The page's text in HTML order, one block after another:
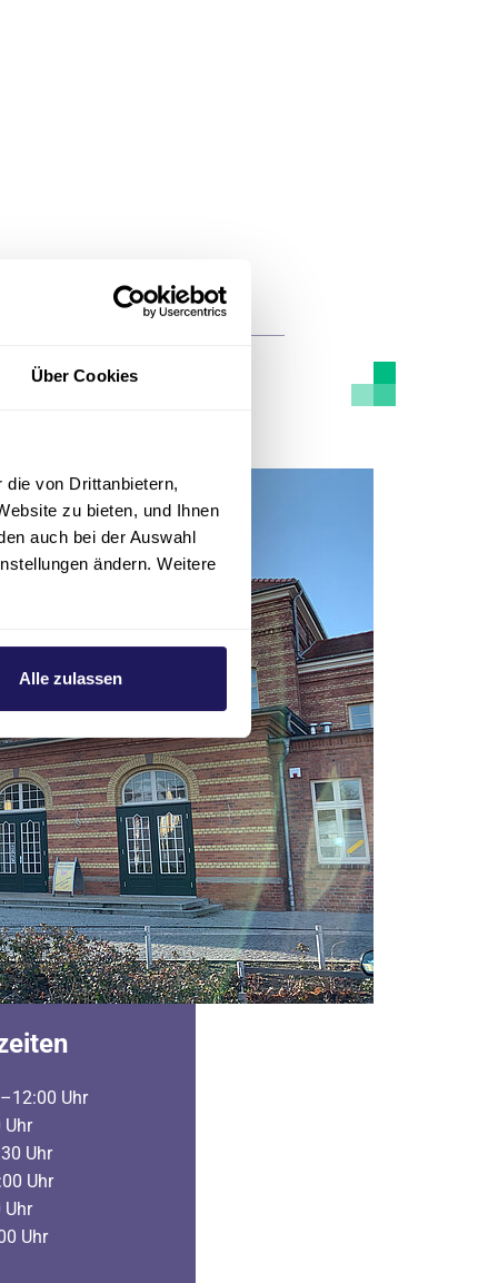
Über Cookies
von Drittanbietern,
zu bieten, und Ihnen
auch bei der Auswahl
ändern. Weitere
Alle zulassen
Uhr
Uhr
Uhr
Uhr
Uhr
Uhr